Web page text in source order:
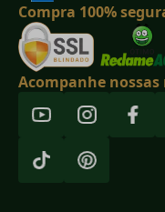
Compra 100%
Acompanhe nossas